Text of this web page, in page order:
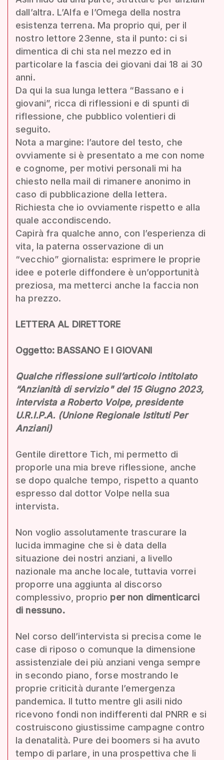
dall’altra. L’Alfa e l’Omega della nostra
esistenza terrena. Ma proprio qui, per il
nostro lettore 23enne, sta il punto: ci si
dimentica di chi sta nel mezzo ed in
particolare la fascia dei giovani dai 18 ai 30
anni.
Da qui la sua lunga lettera “Bassano e i
giovani”, ricca di riflessioni e di spunti di
riflessione, che pubblico volentieri di
seguito.
Nota a margine: l’autore del testo, che
ovviamente si è presentato a me con nome
e cognome, per motivi personali mi ha
chiesto nella mail di rimanere anonimo in
caso di pubblicazione della lettera.
Richiesta che io ovviamente rispetto e alla
quale accondiscendo.
Capirà fra qualche anno, con l’esperienza di
vita, la paterna osservazione di un
“vecchio” giornalista: esprimere le proprie
idee e poterle diffondere è un’opportunità
preziosa, ma metterci anche la faccia non
ha prezzo.
LETTERA AL DIRETTORE
Oggetto: BASSANO E I GIOVANI
Qualche riflessione sull’articolo intitolato
“Anzianità di servizio" del 15 Giugno 2023,
intervista a Roberto Volpe, presidente
U.R.I.P.A. (Unione Regionale Istituti Per
Anziani)
Gentile direttore Tich, mi permetto di
proporle una mia breve riflessione, anche
se dopo qualche tempo, rispetto a quanto
espresso dal dottor Volpe nella sua
intervista.
Non voglio assolutamente trascurare la
lucida immagine che si è data della
situazione dei nostri anziani, a livello
nazionale ma anche locale, tuttavia vorrei
proporre una aggiunta al discorso
complessivo, proprio per non dimenticarci
di nessuno.
Nel corso dell’intervista si precisa come le
case di riposo o comunque la dimensione
assistenziale dei più anziani venga sempre
in secondo piano, forse mostrando le
proprie criticità durante l’emergenza
pandemica. Il tutto mentre gli asili nido
ricevono fondi non indifferenti dal PNRR e si
costruiscono giustissime campagne contro
la denatalità. Pure dei boomers si ha avuto
tempo di parlare, in una prospettiva che li